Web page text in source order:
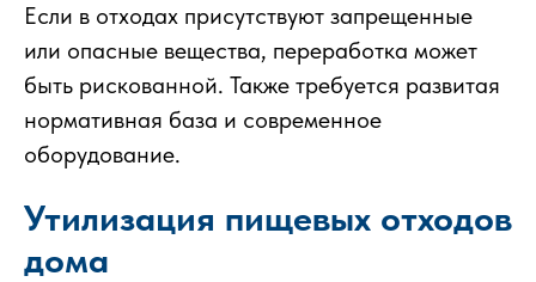
Если в отходах присутствуют запрещенные
или опасные вещества, переработка может
быть рискованной. Также требуется развитая
нормативная база и современное
оборудование.
Утилизация пищевых отходов
дома